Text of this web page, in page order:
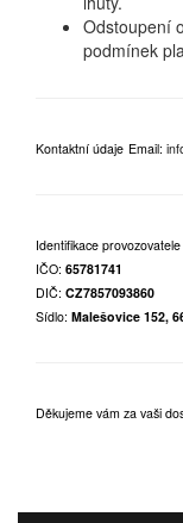
Odstoupení
podmínek
Kontaktní údaje Email:
Identifikace provozovatele
IČO: 65781741
DIČ: CZ7857093860
Sídlo: Malešovice 152,
Děkujeme vám za vaši